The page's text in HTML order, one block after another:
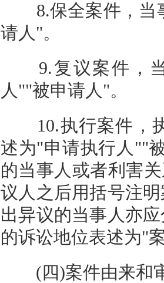
8.保全案件，当
请人"。
9.复议案件，当
人""被申请人"。
10.执行案件，执
述为"申请执行人""
的当事人或者利害
议人之后用括号注
出异议的当事人亦
的诉讼地位表述为"
(四)案件由来和